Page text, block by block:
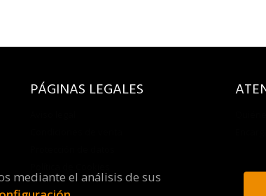
PÁGINAS LEGALES
mediante el análisis de sus